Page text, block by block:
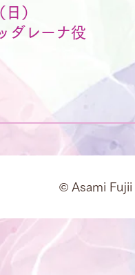
）
ダレーナ役
© Asami Fujii